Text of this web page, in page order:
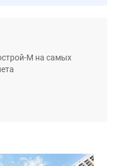
М на самых